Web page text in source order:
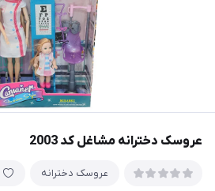
عروسک دخترانه مشاغل کد 2003
عروسک دخترانه